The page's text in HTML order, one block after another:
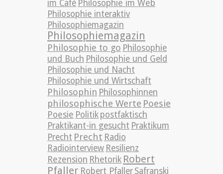
im Café Philosophie im Web
Philosophie interaktiv
Philosophiemagazin
Philosophiemagazin
Philosophie to go Philosophie
und Buch Philosophie und Geld
Philosophie und Nacht
Philosophie und Wirtschaft
Philosophin Philosophinnen
philosophische Werte Poesie
Poesie Politik postfaktisch
Praktikant-in gesucht Praktikum
Precht Precht Radio
Radiointerview Resilienz
Rezension Rhetorik Robert
Pfaller Robert Pfaller Safranski